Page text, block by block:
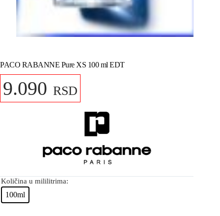
PACO RABANNE Pure XS 100 ml EDT
9.090 RSD
Količina u mililitrima:
100ml